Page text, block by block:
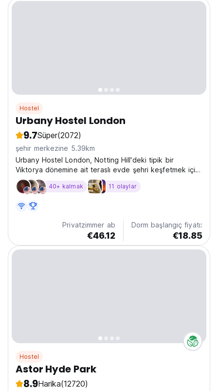
Hostel
Urbany Hostel London
9.7Süper(2072)
şehir merkezine 5.39km
Urbany Hostel London, Notting Hill'deki tipik bir
Viktorya dönemine ait teraslı evde şehri keşfetmek için
mükemmel bir mekan sunmaktadır. Konuklar ücretsiz Wi-
Fi, bagaj muhafazası, havlu kiralama, temel çamaşırhane
40+ kalmak 11 olaylar
Privatzimmer ab
€46.12
Dorm başlangıç fiyatı:
€18.85
Hostel
Astor Hyde Park
8.9Harika(12720)